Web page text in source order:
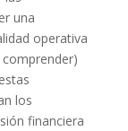
una
operativa
los
financiera